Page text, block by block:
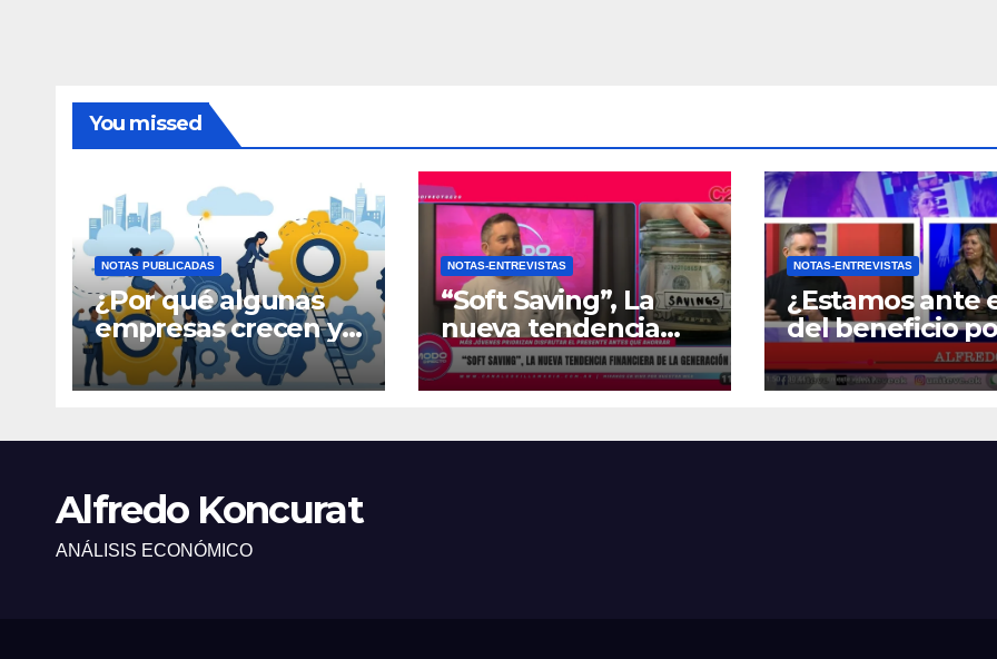
You missed
NOTAS PUBLICADAS
¿Por qué algunas
empresas crecen y
otras quedan
atrapadas en el día
NOTAS-ENTREVISTAS
“Soft Saving”, La
nueva tendencia
financiera de la
generación Z
NOTAS-ENTREVISTAS
¿Estamos ante
del beneficio
Zona Fría?
Alfredo Koncurat
ANÁLISIS ECONÓMICO